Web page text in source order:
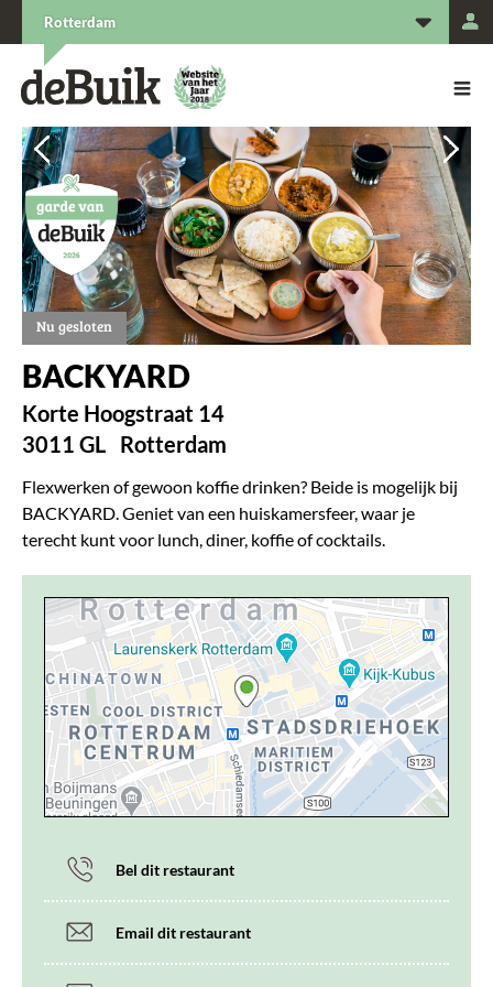
Vorige
Vorige
Vorige
Nu gesloten
BACKYARD
Korte Hoogstraat 14
3011 GL Rotterdam
Flexwerken of gewoon koffie drinken? Beide is mogelijk bij
BACKYARD. Geniet van een huiskamersfeer, waar je
terecht kunt voor lunch, diner, koffie of cocktails.
Bel dit restaurant
Email dit restaurant
Rotterdam
De Buik van {city: city}
De Buik